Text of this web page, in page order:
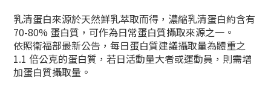
乳清蛋白來源於天然鮮乳萃取而得，濃縮乳清蛋白約含有
70-80% 蛋白質，可作為日常蛋白質攝取來源之一。
依照衛福部最新公告，每日蛋白質建議攝取量為體重之
1.1 倍公克的蛋白質，若日活動量大者或運動員，則需增
加蛋白質攝取量。